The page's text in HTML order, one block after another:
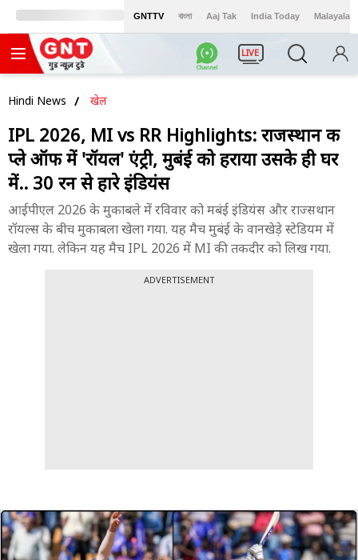
GNTTV বাংলা Aaj Tak India Today Malayalam
LIVE
Hindi News खेल
IPL 2026, MI vs RR Highlights: राजस्थान की
प्ले ऑफ में 'रॉयल' एंट्री, मुबंई को हराया उसके ही घर
में.. 30 रन से हारे इंडियंस
आईपीएल 2026 के मुकाबले में रविवार को मबंई इंडियंस और राज्सथान
रॉयल्स के बीच मुकाबला खेला गया. यह मैच मुबंई के वानखेड़े स्टेडियम में
खेला गया. लेकिन यह मैच IPL 2026 में MI की तकदीर को लिख गया.
ADVERTISEMENT